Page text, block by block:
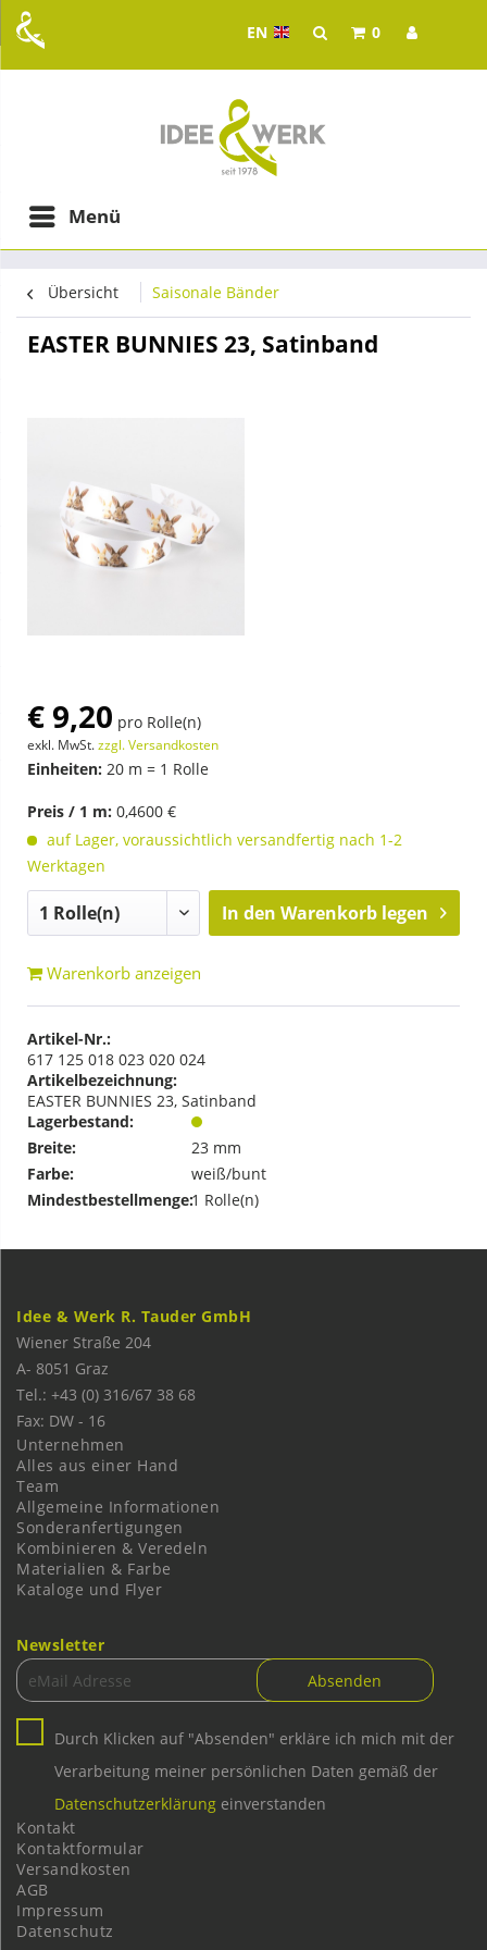
EN Idee & Werk - your
0
Menü
Übersicht Saisonale Bänder
in Graz
EASTER BUNNIES 23, Satinband
€ 9,20 pro Rolle(n)
exkl. MwSt.zzgl. Versandkosten
Einheiten: 20 m = 1 Rolle
Preis / 1 m: 0,4600 €
auf Lager, voraussichtlich versandfertig nach 1-2
Werktagen
In den Warenkorb legen
Warenkorb anzeigen
Artikel-Nr.:
617 125 018 023 020 024
Artikelbezeichnung:
EASTER BUNNIES 23, Satinband
Lagerbestand:
Breite:
23 mm
Farbe:
weiß/bunt
Mindestbestellmenge:1 Rolle(n)
Idee & Werk R. Tauder GmbH
Wiener Straße 204
A- 8051 Graz
Tel.: +43 (0) 316/67 38 68
Fax: DW - 16
Unternehmen
Alles aus einer Hand
Team
Allgemeine Informationen
Sonderanfertigungen
Kombinieren & Veredeln
Materialien & Farbe
Kataloge und Flyer
Newsletter
Durch Klicken auf "Absenden" erkläre ich mich mit der
Verarbeitung meiner persönlichen Daten gemäß der
Datenschutzerklärung einverstanden
Kontakt
Kontaktformular
Versandkosten
AGB
Impressum
Datenschutz